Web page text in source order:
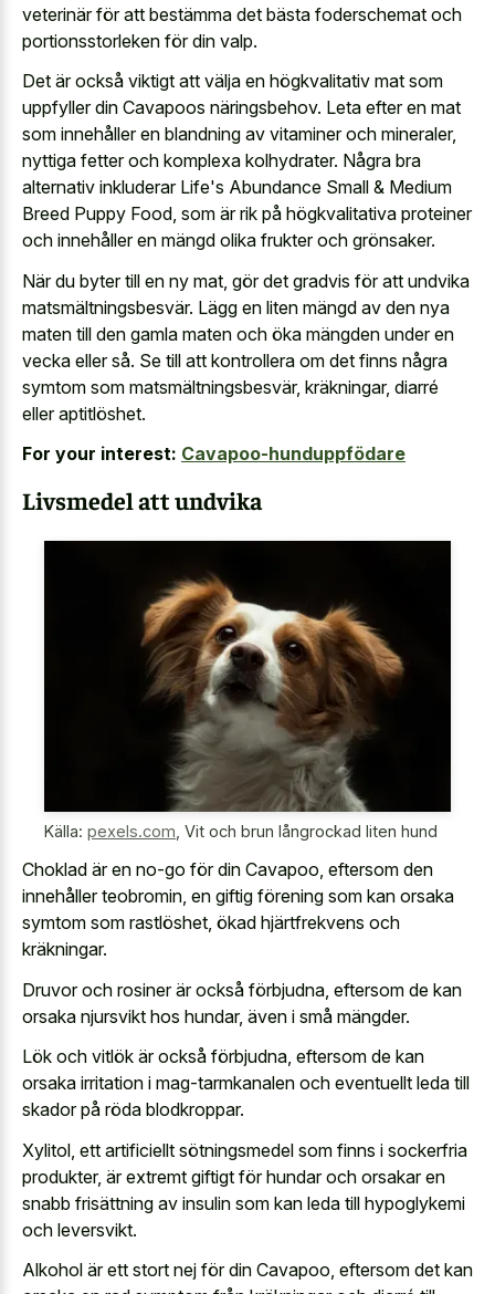
veterinär för att bestämma det bästa foderschemat och
portionsstorleken för din valp.
Det är också viktigt att välja en högkvalitativ mat som
uppfyller din Cavapoos näringsbehov. Leta efter en mat
som innehåller en blandning av vitaminer och mineraler,
nyttiga fetter och komplexa kolhydrater. Några bra
alternativ inkluderar Life's Abundance Small & Medium
Breed Puppy Food, som är rik på högkvalitativa proteiner
och innehåller en mängd olika frukter och grönsaker.
När du byter till en ny mat, gör det gradvis för att undvika
matsmältningsbesvär. Lägg en liten mängd av den nya
maten till den gamla maten och öka mängden under en
vecka eller så. Se till att kontrollera om det finns några
symtom som matsmältningsbesvär, kräkningar, diarré
eller aptitlöshet.
For your interest: Cavapoo-hunduppfödare
Livsmedel att undvika
Källa: pexels.com Vit och brun långrockad liten hund
Choklad är en no-go för din Cavapoo, eftersom den
innehåller teobromin, en giftig förening som kan orsaka
symtom som rastlöshet, ökad hjärtfrekvens och
kräkningar.
Druvor och rosiner är också förbjudna, eftersom de kan
orsaka njursvikt hos hundar, även i små mängder.
Lök och vitlök är också förbjudna, eftersom de kan
orsaka irritation i mag-tarmkanalen och eventuellt leda till
skador på röda blodkroppar.
Xylitol, ett artificiellt sötningsmedel som finns i sockerfria
produkter, är extremt giftigt för hundar och orsakar en
snabb frisättning av insulin som kan leda till hypoglykemi
och leversvikt.
Alkohol är ett stort nej för din Cavapoo, eftersom det kan